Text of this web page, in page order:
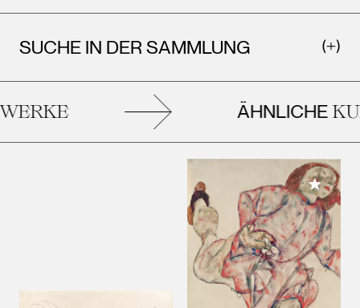
SUCHE IN DER SAMMLUNG
ÄHNLICHE
Meiner